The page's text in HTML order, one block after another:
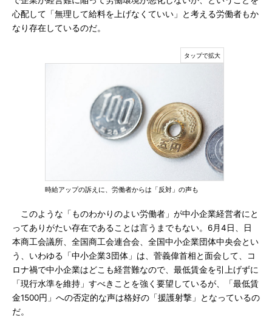
心配して「無理して給料を上げなくていい」と考える労働者もか
なり存在しているのだ。
時給アップの訴えに、労働者からは「反対」の声も
このような「ものわかりのよい労働者」が中小企業経営者にと
ってありがたい存在であることは言うまでもない。6月4日、日
本商工会議所、全国商工会連合会、全国中小企業団体中央会とい
う、いわゆる「中小企業3団体」は、菅義偉首相と面会して、コ
ロナ禍で中小企業はどこも経営難なので、最低賃金を引上げずに
「現行水準を維持」すべきことを強く要望しているが、「最低賃
金1500円」への否定的な声は格好の「援護射撃」となっているの
だ。